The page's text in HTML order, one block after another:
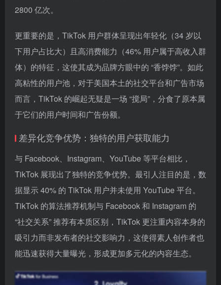
2800 亿次。
更重要的是，TikTok 用户群体呈现出年轻化（34 岁以
下用户占比大）且高消费能力（46% 用户属于高收入群
体）的特征，这使其成为品牌方眼中的 “香饽饽”。如此
高粘性的用户池，对于美国本土的社交平台和广告市场
而言，TikTok 的崛起无疑是一场 “搅局”，分食了原本属
于它们的用户时间和广告份额。
差异化竞争优势：独特的用户获取能力
与 Facebook、Instagram、YouTube 等平台相比，
TikTok 展现出了独特的竞争优势。最引人注目的是，数
据显示 40% 的 TikTok 用户并未使用 YouTube 平台。
TikTok 的算法推荐机制与 Facebook 和 Instagram 的
“社交关系” 推荐有本质区别，TikTok 更注重内容本身的
吸引力而非发布者的社交影响力，这使得素人创作者也
能迅速获得大量曝光，形成更加多元化的内容生态。